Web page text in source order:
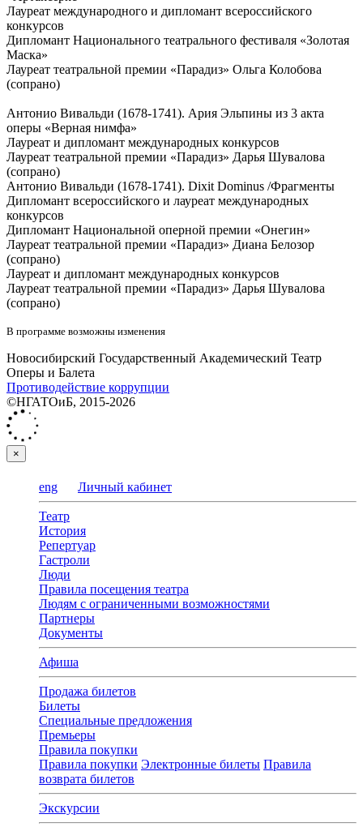
Лауреат международного и дипломант всероссийского
конкурсов
Дипломант Национального театрального фестиваля «Золотая
Маска»
Лауреат театральной премии «Парадиз» Ольга Колобова
(сопрано)
Антонио Вивальди (1678-1741). Ария Эльпины из 3 акта
оперы «Верная нимфа»
Лауреат и дипломант международных конкурсов
Лауреат театральной премии «Парадиз» Дарья Шувалова
(сопрано)
Антонио Вивальди (1678-1741). Dixit Dominus /Фрагменты
Дипломант всероссийского и лауреат международных
конкурсов
Дипломант Национальной оперной премии «Онегин»
Лауреат театральной премии «Парадиз» Диана Белозор
(сопрано)
Лауреат и дипломант международных конкурсов
Лауреат театральной премии «Парадиз» Дарья Шувалова
(сопрано)
В программе возможны изменения
Новосибирский Государственный Академический Театр
Оперы и Балета
Противодействие коррупции
©НГАТОиБ, 2015-2026
×
eng Личный кабинет
Театр
История
Репертуар
Гастроли
Люди
Правила посещения театра
Людям с ограниченными возможностями
Партнеры
Документы
Афиша
Продажа билетов
Билеты
Специальные предложения
Премьеры
Правила покупки
Правила покупки Электронные билеты Правила
возврата билетов
Экскурсии